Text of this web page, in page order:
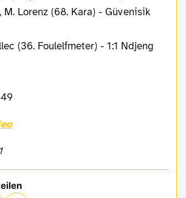
M. Lorenz (68. Kara) - Güvenisik
(36. Foulelfmeter) - 1:1 Ndjeng